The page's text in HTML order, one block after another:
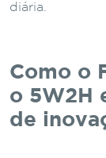
diária
Como o
o 5W2H
de